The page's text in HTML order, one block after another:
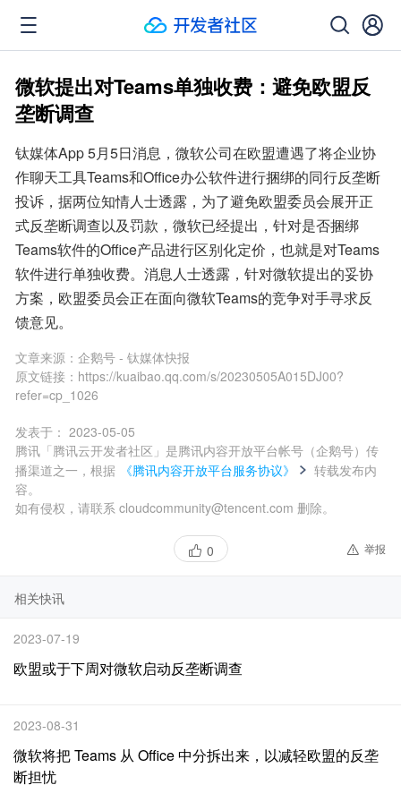
微软提出对Teams单独收费：避免欧盟反
垄断调查
钛媒体App 5月5日消息，微软公司在欧盟遭遇了将企业协
作聊天工具Teams和Office办公软件进行捆绑的同行反垄断
投诉，据两位知情人士透露，为了避免欧盟委员会展开正
式反垄断调查以及罚款，微软已经提出，针对是否捆绑
Teams软件的Office产品进行区别化定价，也就是对Teams
软件进行单独收费。消息人士透露，针对微软提出的妥协
方案，欧盟委员会正在面向微软Teams的竞争对手寻求反
馈意见。
文章来源： 企鹅号 - 钛媒体快报
原文链接： https://kuaibao.qq.com/s/20230505A015DJ00?
refer=cp_1026
发表于： 2023-05-05
腾讯「腾讯云开发者社区」是腾讯内容开放平台帐号（企鹅号）传
播渠道之一，根据
《腾讯内容开放平台服务协议》
转载发布内
容。
如有侵权，请联系 cloudcommunity@tencent.com 删除。
0 举报
相关快讯
2023-07-19
欧盟或于下周对微软启动反垄断调查
2023-08-31
微软将把 Teams 从 Office 中分拆出来，以减轻欧盟的反垄
断担忧